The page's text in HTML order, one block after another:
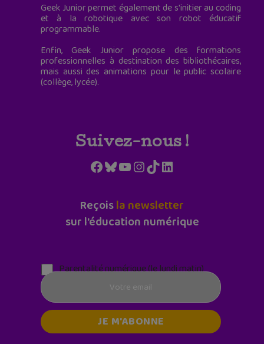
Geek Junior permet également de s'initier au coding
et à la robotique avec son robot éducatif
programmable.
Enfin, Geek Junior propose des formations
professionnelles à destination des bibliothécaires,
mais aussi des animations pour le public scolaire
(collège, lycée).
Suivez-nous !
Facebook
Bluesky
YouTube
Instagram
TikTokLinkedIn
Reçoisla newsletter
sur l'éducation numérique
Parentalité numérique (le lundi matin)